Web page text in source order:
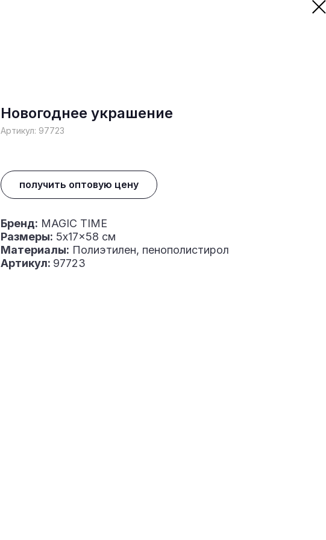
Новогоднее украшение
Артикул: 97723
получить оптовую цену
Бренд: MAGIC TIME
Размеры: 5x17x58 см
Материалы: Полиэтилен, пенополистирол
Артикул: 97723